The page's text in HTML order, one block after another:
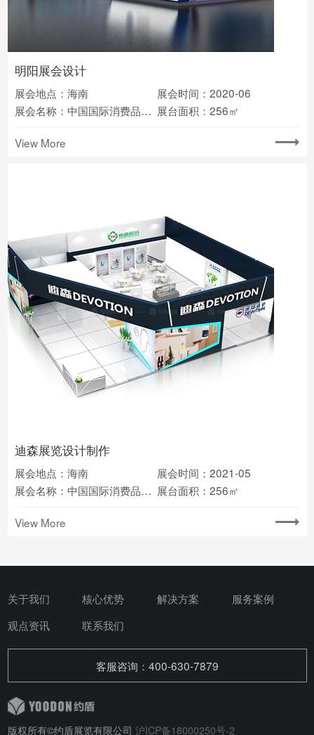
明阳展会设计
展会地点：海南
展会时间：2020-06
展会名称：中国国际消费品博览会 展台面积：256㎡
View More
迪森展览设计制作
展会地点：海南
展会时间：2021-05
展会名称：中国国际消费品博览会 展台面积：256㎡
View More
关于我们 核心优势 解决方案
服务案例
观点资讯
联系我们
客服咨询：400-630-7879
版权所有©约盾展览有限公司 沪ICP备18000250号-2